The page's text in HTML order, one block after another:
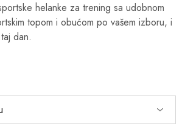
helanke za trening sa udobnom
topom i obućom po vašem izboru, i
dan.